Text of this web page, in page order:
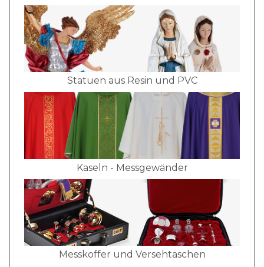
Statuen aus Resin und PVC
Kaseln - Messgewänder
Messkoffer und Versehtaschen